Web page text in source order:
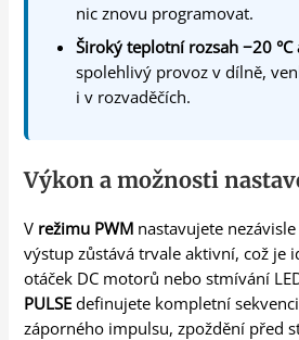
nic znovu programovat.
Široký teplotní rozsah −20 °C
spolehlivý provoz v dílně,
i v rozvaděčích.
Výkon a možnosti
V režimu PWM nastavujete
výstup zůstává trvale aktivní, což je
otáček DC motorů nebo stmívání
PULSE definujete kompletní
záporného impulsu, zpoždění před